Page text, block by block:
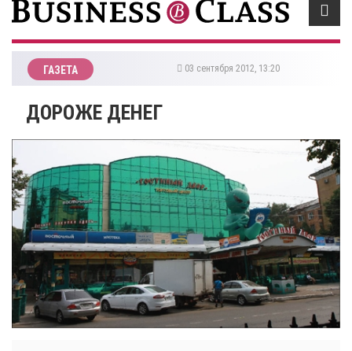
ГАЗЕТА 03 сентября 2012, 13:20
ДОРОЖЕ ДЕНЕГ